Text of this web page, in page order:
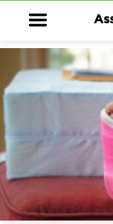
Open main